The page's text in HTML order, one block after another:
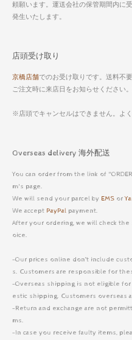
頼願います。運送会社の保管期間内に
発生いたします。
店頭受け取り
京橋店舗でのお受け取りです。送料不要
ご注文時に来店日をお知らせください
※店頭でキャンセルはできません。よ
Overseas delivery 海外配送
You can order from the link of "ORDER
m's page.
We will send your parcel by EMS or
We accept PayPal payment.
After your ordering, we will check
oice.
-Our prices online don’t include
s. Customers are responsible for
-Overseas shipping is not eligible
estic shipping. Customers overseas
-Return and exchange are not
ms.
-In case you receive faulty items,